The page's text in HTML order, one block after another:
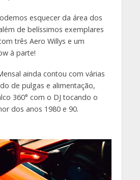
esquecer da área dos
de belíssimos exemplares
três Aero Willys e um
à parte!
ainda contou com várias
de pulgas e alimentação,
360° com o DJ tocando o
dos anos 1980 e 90.